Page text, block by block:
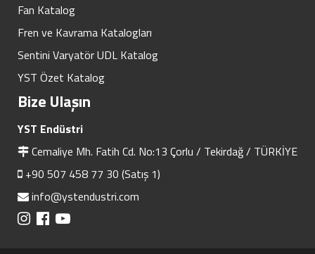
Fan Katalog
Fren ve Kavrama Katalogları
Sentini Varyatör UDL Katalog
YST Özet Katalog
Bize Ulaşın
YST Endüstri
Cemaliye Mh. Fatih Cd. No:13 Çorlu / Tekirdağ / TÜRKİYE
+90 507 458 77 30 (Satış 1)
info@ystendustri.com